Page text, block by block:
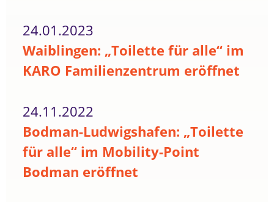
24.01.2023
Waiblingen: „Toilette für alle“ im
KARO Familienzentrum eröffnet
24.11.2022
Bodman-Ludwigshafen: „Toilette
für alle“ im Mobility-Point
Bodman eröffnet